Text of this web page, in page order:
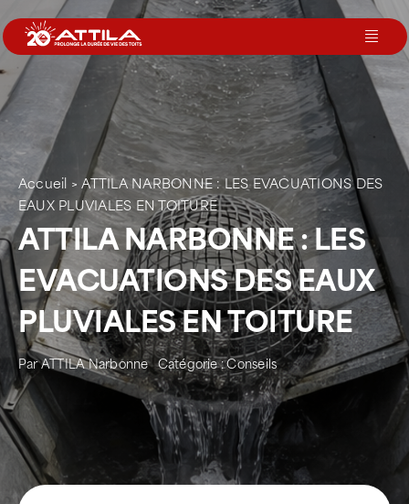
au
contenu
Le groupe
Nos services
Nos agences
Votre toit
Rejoignez-nous
Devenir Franchisé
Accueil >ATTILA NARBONNE : LES EVACUATIONS DES
EAUX PLUVIALES EN TOITURE
ATTILA NARBONNE : LES
EVACUATIONS DES EAUX
PLUVIALES EN TOITURE
ParATTILA Narbonne Catégorie :Conseils